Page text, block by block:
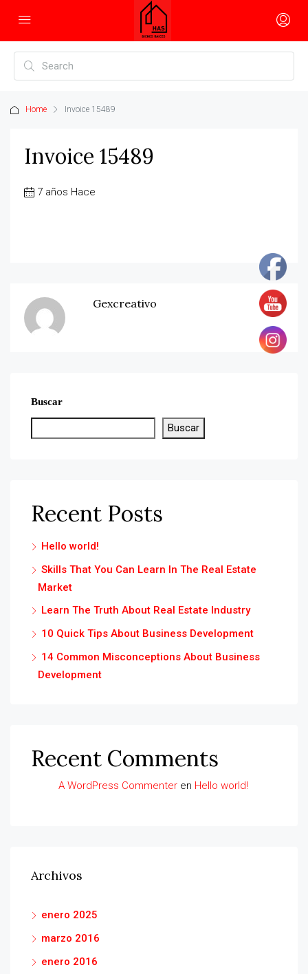
Home Invoice 15489
Invoice 15489
7 años Hace
Gexcreativo
Buscar
Buscar
Recent Posts
Hello world!
Skills That You Can Learn In The Real Estate
Market
Learn The Truth About Real Estate Industry
10 Quick Tips About Business Development
14 Common Misconceptions About Business
Development
Recent Comments
A WordPress Commenter en Hello world!
Archivos
enero 2025
marzo 2016
enero 2016